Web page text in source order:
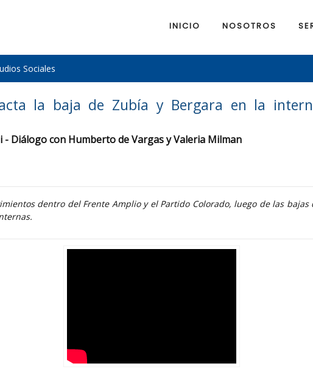
INICIO NOSOTROS
Sociales
la baja de Zubía y Bergara en la
- Diálogo con Humberto de Vargas y Valeria Milman
dentro del Frente Amplio y el Partido Colorado, luego de las bajas